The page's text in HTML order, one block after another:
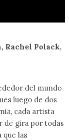
Rachel Polack,
del mundo
luego de dos
cada artista
de gira por todas
que las